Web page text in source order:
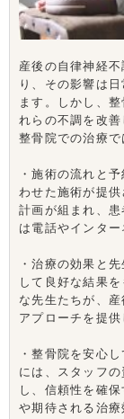
産後の自律神経
り、その影響は
ます。しかし、
れらの不調を改善
整骨院での治療で
・施術の流れと
わせた施術が提
計画が組まれ、
は電話やインタ
・治療の効果と
して良好な結果
な先生たちが、
アプローチを提供
・整骨院を安心
には、スタッフ
し、信頼性を確
や期待される治療